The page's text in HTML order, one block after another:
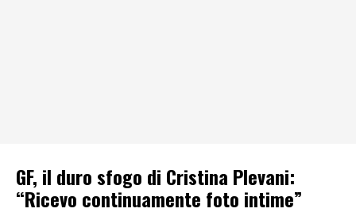
GF, il duro sfogo di Cristina Plevani:
“Ricevo continuamente foto intime”